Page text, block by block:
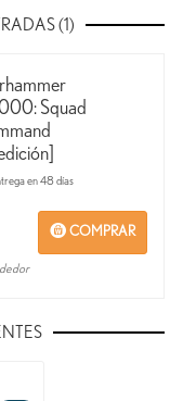
(1)
Squad
en 48 días
COMPRAR